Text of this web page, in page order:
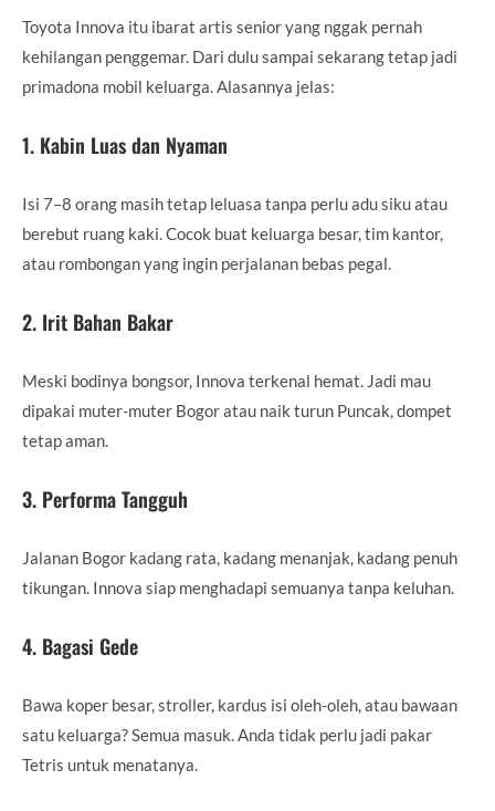
Toyota Innova itu ibarat artis senior yang nggak pernah
kehilangan penggemar. Dari dulu sampai sekarang tetap jadi
primadona mobil keluarga. Alasannya jelas:
1. Kabin Luas dan Nyaman
Isi 7–8 orang masih tetap leluasa tanpa perlu adu siku atau
berebut ruang kaki. Cocok buat keluarga besar, tim kantor,
atau rombongan yang ingin perjalanan bebas pegal.
2. Irit Bahan Bakar
Meski bodinya bongsor, Innova terkenal hemat. Jadi mau
dipakai muter-muter Bogor atau naik turun Puncak, dompet
tetap aman.
3. Performa Tangguh
Jalanan Bogor kadang rata, kadang menanjak, kadang penuh
tikungan. Innova siap menghadapi semuanya tanpa keluhan.
4. Bagasi Gede
Bawa koper besar, stroller, kardus isi oleh-oleh, atau bawaan
satu keluarga? Semua masuk. Anda tidak perlu jadi pakar
Tetris untuk menatanya.